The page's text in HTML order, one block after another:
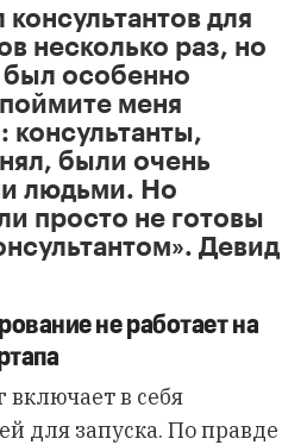
для
несколько раз, но
был особенно
меня
консультанты,
были очень
людьми. Но
просто не готовы
Девид
не работает на
в себя
для запуска. По правде